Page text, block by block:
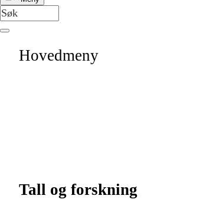
Hovedmeny
Tall og forskning